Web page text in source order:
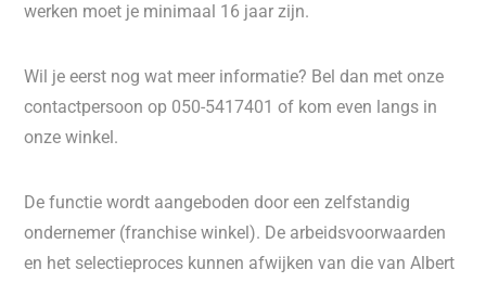
werken moet je minimaal 16 jaar zijn.
Wil je eerst nog wat meer informatie? Bel dan met onze
contactpersoon op 050-5417401 of kom even langs in
onze winkel.
De functie wordt aangeboden door een zelfstandig
ondernemer (franchise winkel). De arbeidsvoorwaarden
en het selectieproces kunnen afwijken van die van Albert